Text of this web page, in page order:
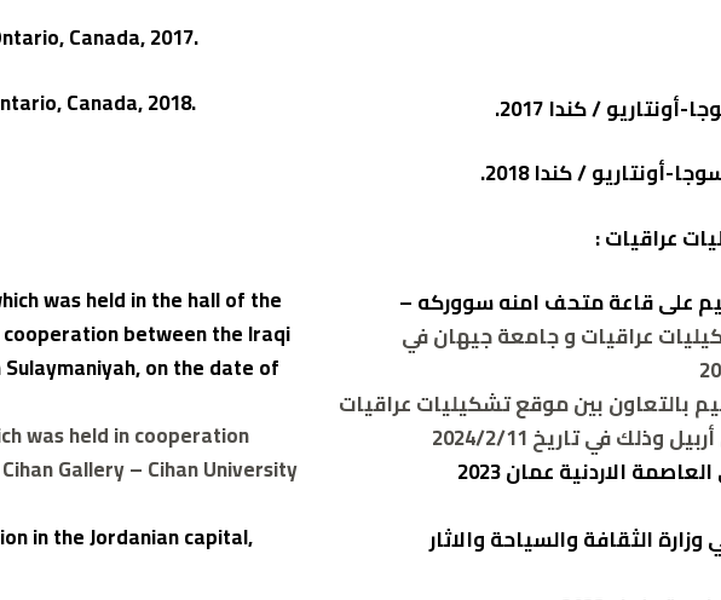
/ كندا 2017.
/ كندا 2018.
عراقيات :
الذي أقيم على قاعة متحف امنه سووركه –
عراقيات و جامعة جيهان في
بالتعاون بين موقع تشكيليات عراقيات
في تاريخ 2024/2/11
الاردنية عمان 2023
الثقافة والسياحة والاثار
Canada, 2017.
Canada, 2018.
was held in the hall of the
cooperation between the Iraqi
on the date of
was held in cooperation
Gallery – Cihan University
in the Jordanian capital,